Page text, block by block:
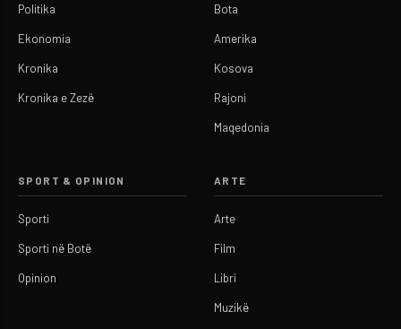
Politika
Ekonomia
Kronika
Kronika e Zezë
Bota
Amerika
Kosova
Rajoni
Maqedonia
SPORT & OPINION
Sporti
Sporti në Botë
Opinion
ARTE
Arte
Film
Libri
Muzikë